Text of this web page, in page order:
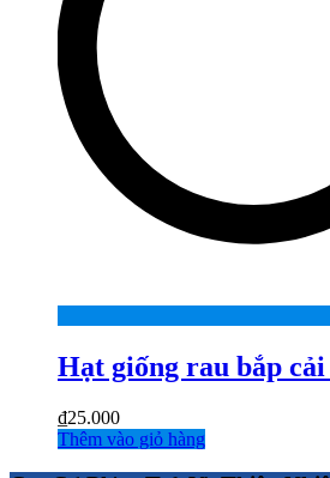
Hạt giống rau bắp
₫25.000
Thêm vào giỏ hàng